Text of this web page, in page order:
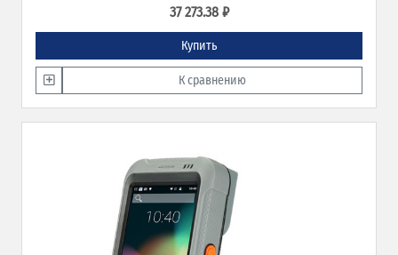
37 273.38 ₽
Купить
К сравнению